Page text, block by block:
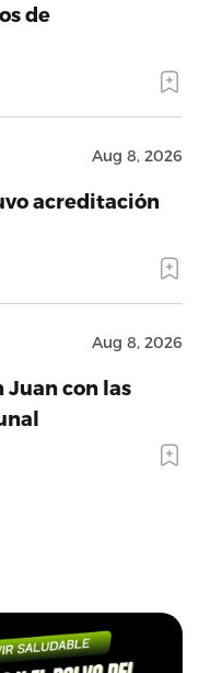
de
Aug 8, 2026
acreditación
Aug 8, 2026
Juan con las